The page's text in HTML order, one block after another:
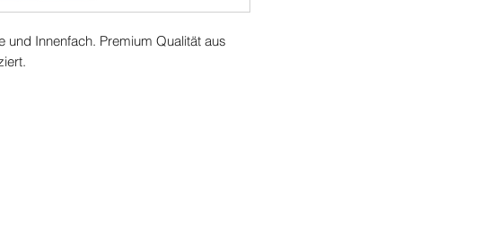
Innenfach. Premium Qualität aus